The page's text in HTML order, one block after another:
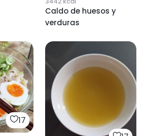
Caldo de huesos y
verduras
17